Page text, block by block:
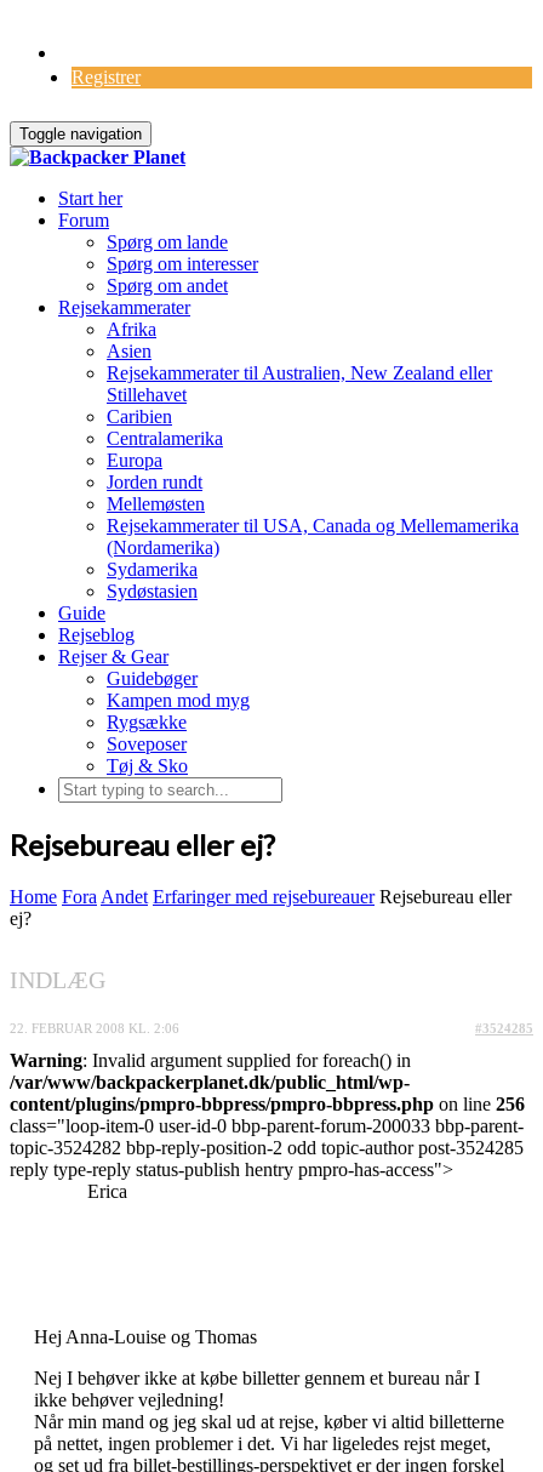
Registrer
Toggle navigation
Start her
Forum
Spørg om lande
Spørg om interesser
Spørg om andet
Rejsekammerater
Afrika
Asien
Rejsekammerater til Australien, New Zealand eller
Stillehavet
Caribien
Centralamerika
Europa
Jorden rundt
Mellemøsten
Rejsekammerater til USA, Canada og Mellemamerika
(Nordamerika)
Sydamerika
Sydøstasien
Guide
Rejseblog
Rejser & Gear
Guidebøger
Kampen mod myg
Rygsække
Soveposer
Tøj & Sko
Rejsebureau eller ej?
Home Fora Andet Erfaringer med rejsebureauer Rejsebureau eller
ej?
INDLÆG
22. FEBRUAR 2008 KL. 2:06 #3524285
Warning: Invalid argument supplied for foreach() in
/var/www/backpackerplanet.dk/public_html/wp-
content/plugins/pmpro-bbpress/pmpro-bbpress.php on line 256
class="loop-item-0 user-id-0 bbp-parent-forum-200033 bbp-parent-
topic-3524282 bbp-reply-position-2 odd topic-author post-3524285
reply type-reply status-publish hentry pmpro-has-access">
Erica
Hej Anna-Louise og Thomas
Nej I behøver ikke at købe billetter gennem et bureau når I
ikke behøver vejledning!
Når min mand og jeg skal ud at rejse, køber vi altid billetterne
på nettet, ingen problemer i det. Vi har ligeledes rejst meget,
og set ud fra billet-bestillings-perspektivet er der ingen forskel